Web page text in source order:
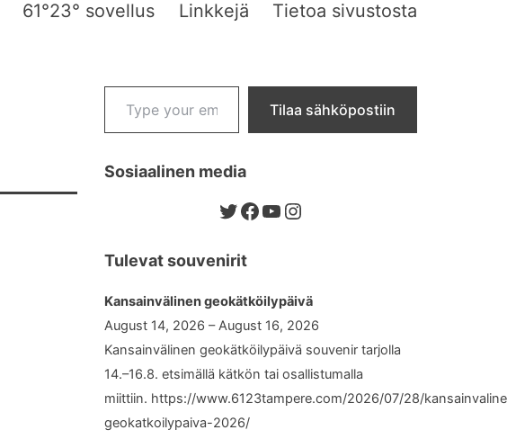
61°23° sovellus Linkkejä Tietoa sivustosta
Type your email…
Tilaa sähköpostiin
Sosiaalinen media
Twitter
Facebook
YouTube
Instagram
Tulevat souvenirit
Kansainvälinen geokätköilypäivä
August 14, 2026 – August 16, 2026
Kansainvälinen geokätköilypäivä souvenir tarjolla
14.–16.8. etsimällä kätkön tai osallistumalla
miittiin. https://www.6123tampere.com/2026/07/28/
geokatkoilypaiva-2026/